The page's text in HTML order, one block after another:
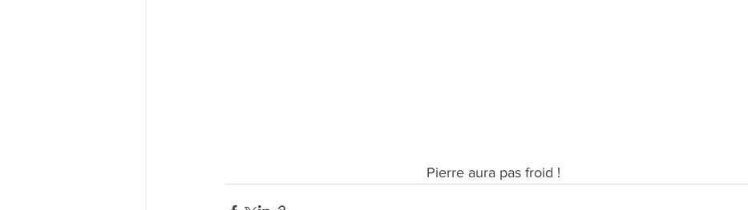
                                                  Pierre aura pas froid !